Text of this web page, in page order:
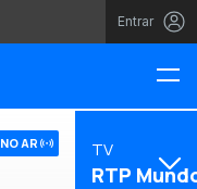
Entrar
NO AR TV
RTP